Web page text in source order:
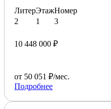
Литер
2
Этаж
1
Номер
3
10 448 000 ₽
от 50 051 ₽/мес.
Подробнее